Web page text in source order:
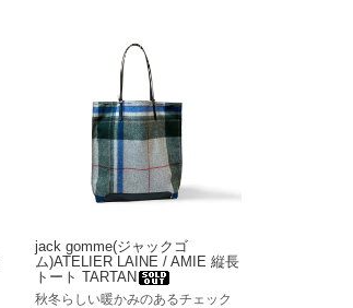
jack gomme(ジャックゴ
ム)ATELIER LAINE / AMIE 縦長
トート TARTAN
秋冬らしい暖かみのあるチェック